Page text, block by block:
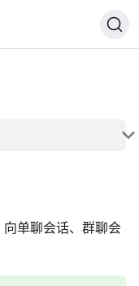
单聊会话、群聊会